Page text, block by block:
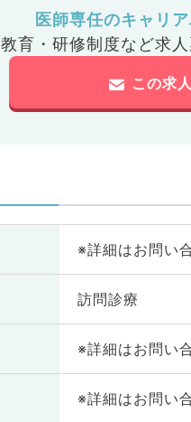
医師専任のキャリ
教育・研修制度など求
この求
※詳細はお問い
訪問診療
※詳細はお問い
※詳細はお問い